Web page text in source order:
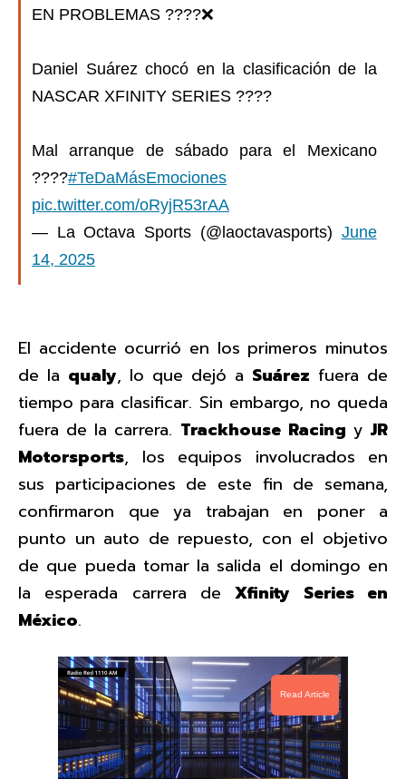
EN PROBLEMAS ????❌
Daniel Suárez chocó en la clasificación de la
NASCAR XFINITY SERIES ????
Mal arranque de sábado para el Mexicano
????#TeDaMásEmociones
pic.twitter.com/oRyjR53rAA
— La Octava Sports (@laoctavasports) June
14, 2025
El accidente ocurrió en los primeros minutos
de la qualy, lo que dejó a Suárez fuera de
tiempo para clasificar. Sin embargo, no queda
fuera de la carrera. Trackhouse Racing yJR
Motorsports, los equipos involucrados en
sus participaciones de este fin de semana,
confirmaron que ya trabajan en poner a
punto un auto de repuesto, con el objetivo
de que pueda tomar la salida el domingo en
la esperada carrera deXfinity Series en
México.
Read Article